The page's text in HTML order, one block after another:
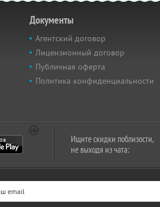
Документы
Агентский договор
Лицензионный договор
Публичная оферта
Политика конфиденциальности
Ищите скидки поблизости,
не выходя из чата: